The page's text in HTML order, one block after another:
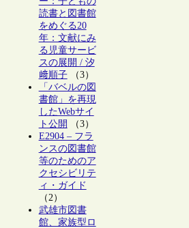
読書と図書館
をめぐる20
年：文献にみ
る児童サービ
スの展開 / 汐
﨑順子（3）
「バベルの図
書館」を再現
したWebサイ
ト公開
（3）
E2904 – フラ
ンスの図書館
等のためのア
クセシビリテ
ィ・ガイド
（2）
武雄市図書
館、家族型ロ